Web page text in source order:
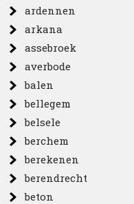
ardennen
arkana
assebroek
averbode
balen
bellegem
belsele
berchem
berekenen
berendrecht
beton